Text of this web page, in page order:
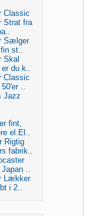
Classic
Strat fra
Sælger
st..
Skal
du k..
Classic
..
Jazz
fint,
el.El..
Rigtig
fabrik..
..
Lækker
i 2..